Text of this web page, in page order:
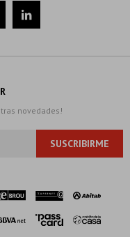

novedades!
SUSCRIBIRME